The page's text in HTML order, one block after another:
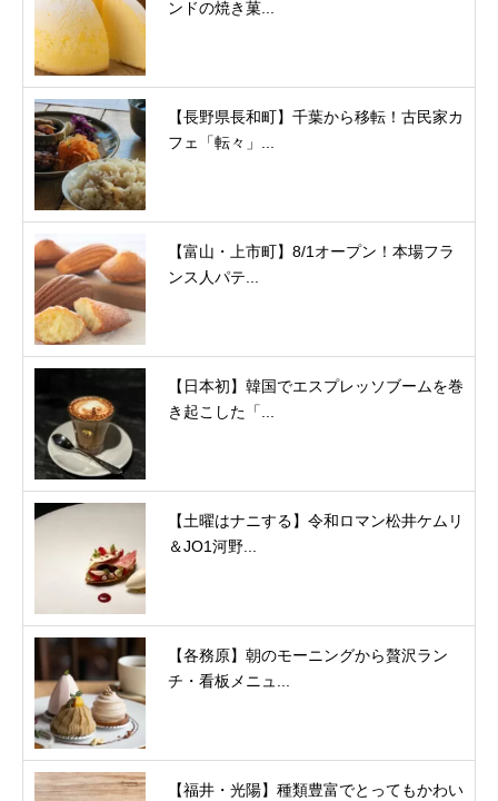
ンドの焼き菓...
【長野県長和町】千葉から移転！古民家カ
フェ「転々」...
【富山・上市町】8/1オープン！本場フラ
ンス人パテ...
【日本初】韓国でエスプレッソブームを巻
き起こした「...
【土曜はナニする】令和ロマン松井ケムリ
＆JO1河野...
【各務原】朝のモーニングから贅沢ラン
チ・看板メニュ...
【福井・光陽】種類豊富でとってもかわい